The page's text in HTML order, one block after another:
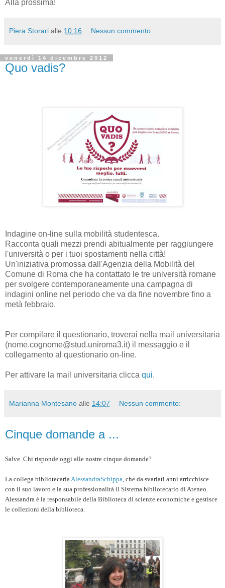
Alla prossima!
Piera Storari alle 10:16 Nessun commento:
venerdì 14 dicembre 2012
Quo vadis?
Indagine on-line sulla mobilità studentesca.
Racconta quali mezzi prendi abitualmente per raggiungere
l'università o per i tuoi spostamenti nella città!
Un'iniziativa promossa dall'Agenzia della Mobilità del
Comune di Roma che ha contattato le tre università romane
per svolgere contemporaneamente una campagna di
indagini online nel periodo che va da fine novembre fino a
metà febbraio.
Per compilare il questionario, troverai nella mail universitaria
(nome.cognome@stud.uniroma3.it) il messaggio e il
collegamento al questionario on-line.
Per attivare la mail universitaria clicca qui.
Marianna Montesano alle 14:07 Nessun commento:
Cinque domande a ...
Salve. Chi risponde oggi alle nostre cinque domande?
La collega bibliotecaria AlessandraSchippa , che da svariati anni arricchisce
con il suo lavoro e la sua professionalità il Sistema bibliotecario di Ateneo.
Alessandra è la responsabile della Biblioteca di scienze economiche e gestisce
le collezioni della biblioteca.